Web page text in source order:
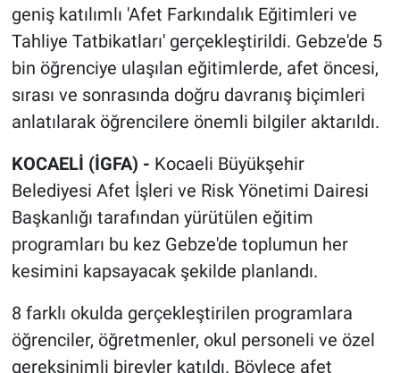
geniş katılımlı 'Afet Farkındalık Eğitimleri ve
Tahliye Tatbikatları' gerçekleştirildi. Gebze'de 5
bin öğrenciye ulaşılan eğitimlerde, afet öncesi,
sırası ve sonrasında doğru davranış biçimleri
anlatılarak öğrencilere önemli bilgiler aktarıldı.
KOCAELİ (İGFA) - Kocaeli Büyükşehir
Belediyesi Afet İşleri ve Risk Yönetimi Dairesi
Başkanlığı tarafından yürütülen eğitim
programları bu kez Gebze'de toplumun her
kesimini kapsayacak şekilde planlandı.
8 farklı okulda gerçekleştirilen programlara
öğrenciler, öğretmenler, okul personeli ve özel
gereksinimli bireyler katıldı. Böylece afet